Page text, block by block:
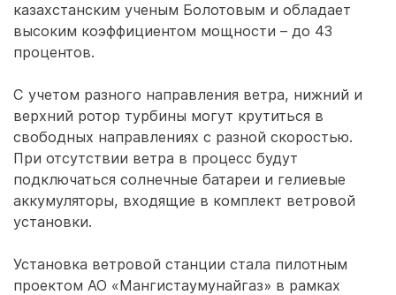
казахстанским ученым Болотовым и обладает
высоким коэффициентом мощности – до 43
процентов.
С учетом разного направления ветра, нижний и
верхний ротор турбины могут крутиться в
свободных направлениях с разной скоростью.
При отсутствии ветра в процесс будут
подключаться солнечные батареи и гелиевые
аккумуляторы, входящие в комплект ветровой
установки.
Установка ветровой станции стала пилотным
проектом АО «Мангистаумунайгаз» в рамках